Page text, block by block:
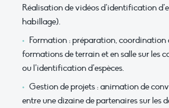
Réalisation de vidéos d’identification
habillage).
Formation : préparation,
formations de terrain et en salle sur les
ou l’identification d’espèces.
Gestion de projets : animation de
entre une dizaine de partenaires sur les